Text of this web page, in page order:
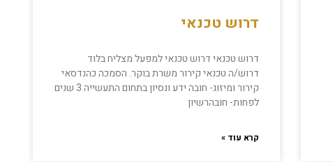
דרוש טכנאי
דרוש טכנאי דרוש טכנאי למפעל מצליח בלוד
דרוש/ה טכנאי קירור משרת בוקר. הסמכה כהנדסאי
קירור ומיזוג- חובה ידע ונסיון בתחום התעשייה 3 שנים
לפחות- חובהרשיון
קרא עוד »